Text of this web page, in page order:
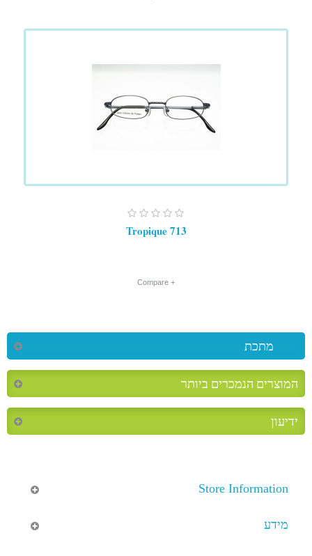
Tropique 713
+ Compare
מתכת
המוצרים הנמכרים ביותר
ידיעון
Store Information
מידע